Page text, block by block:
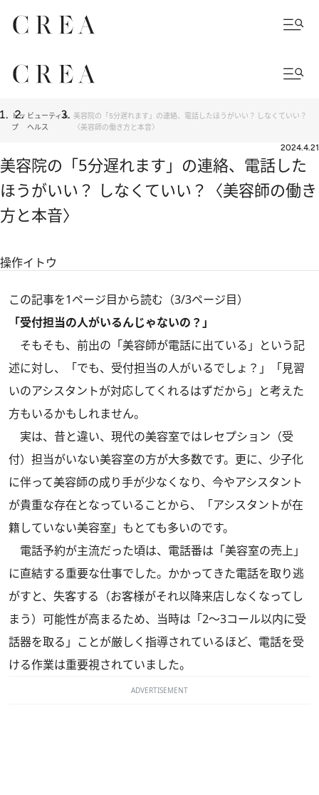
トッ
プ
ビューティ＆
ヘルス
美容院の「5分遅れます」の連絡、電話したほうがいい？ しなくていい？
〈美容師の働き方と本音〉
2024.4.21
美容院の「5分遅れます」の連絡、電話した
ほうがいい？ しなくていい？〈美容師の働き
方と本音〉
操作イトウ
この記事を1ページ目から読む（3/3ページ目）
「受付担当の人がいるんじゃないの？」
そもそも、前出の「美容師が電話に出ている」という記
述に対し、「でも、受付担当の人がいるでしょ？」「見習
いのアシスタントが対応してくれるはずだから」と考えた
方もいるかもしれません。
実は、昔と違い、現代の美容室ではレセプション（受
付）担当がいない美容室の方が大多数です。更に、少子化
に伴って美容師の成り手が少なくなり、今やアシスタント
が貴重な存在となっていることから、「アシスタントが在
籍していない美容室」もとても多いのです。
電話予約が主流だった頃は、電話番は「美容室の売上」
に直結する重要な仕事でした。かかってきた電話を取り逃
がすと、失客する（お客様がそれ以降来店しなくなってし
まう）可能性が高まるため、当時は「2〜3コール以内に受
話器を取る」ことが厳しく指導されているほど、電話を受
ける作業は重要視されていました。
ADVERTISEMENT